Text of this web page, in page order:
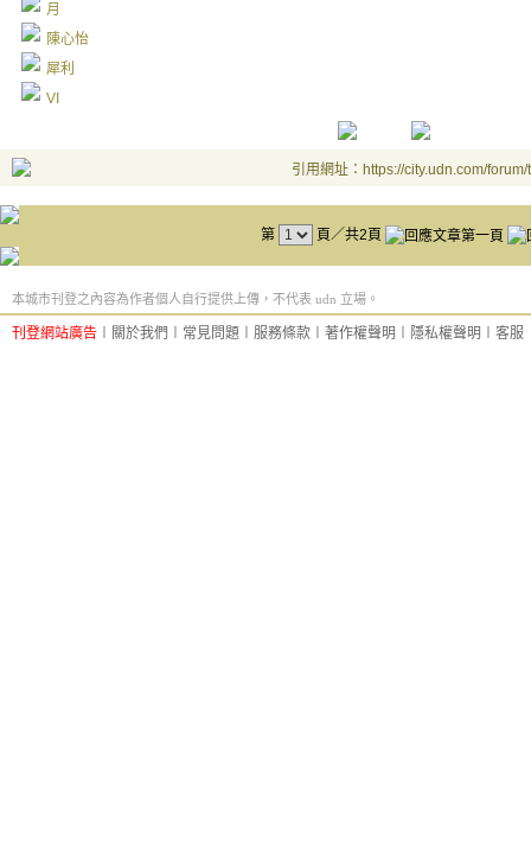
月
陳心怡
犀利
VI
引用網址：https://city.udn.com/
第 頁／共2頁
本城市刊登之內容為作者個人自行提供上傳，不代表 udn 立場。
刊登網站廣告 關於我們 常見問題 服務條款 著作權聲明 隱私權聲明 客服